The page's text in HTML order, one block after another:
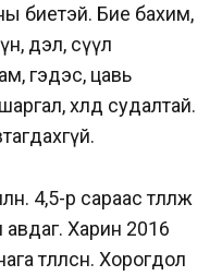
биетэй. Бие бахим,
дэл, сүүл
гэдэс, цавь
хөлдөө судалтай.
4,5-р сараас төллөж
Харин 2016
төллөсөн. Хорогдол